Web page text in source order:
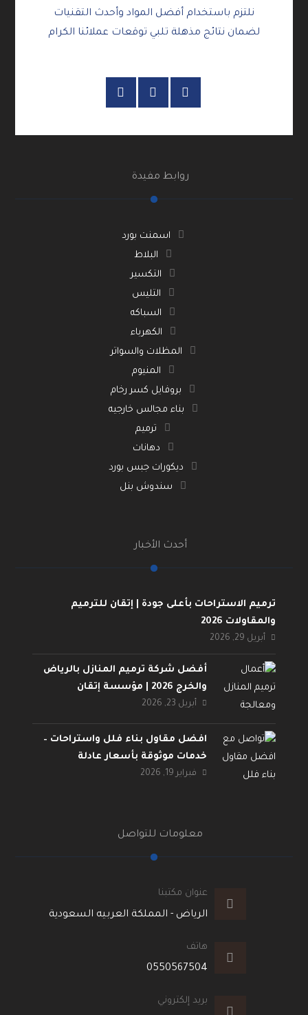
نلتزم باستخدام أفضل المواد وأحدث التقنيات
لضمان نتائج مذهلة تلبي توقعات عملائنا الكرام
روابط مفيدة
اسمنت بورد
البلاط
التكسير
التليس
السباكه
الكهرباء
المظلات والسواتر
المنيوم
بروفايل كسر رخام
بناء مجالس خارجيه
ترميم
دهانات
ديكورات جبس بورد
سندوش بنل
أحدث الأخبار
ترميم الاستراحات بأعلى جودة | إتقان للترميم
والمقاولات 2026
أبريل 29, 2026
أفضل شركة ترميم المنازل بالرياض
والخرج 2026 | مؤسسة إتقان
أبريل 23, 2026
افضل مقاول بناء فلل واستراحات –
خدمات موثوقة بأسعار عادلة
فبراير 19, 2026
معلومات للتواصل
عنوان مكتبنا
الرياض - المملكة العربيه السعودية
هاتف
0550567504
بريد إلكتروني